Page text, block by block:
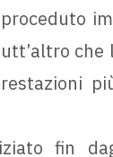
che
fin